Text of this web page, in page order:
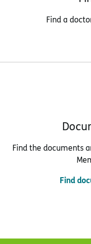
Find a
Find the documents
Find